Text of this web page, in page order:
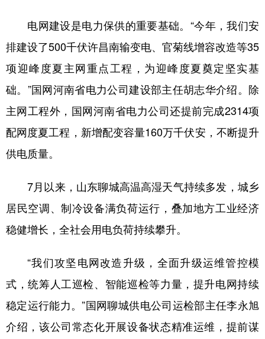
电网建设是电力保供的重要基础。“今年，我们安
排建设了500千伏许昌南输变电、官菊线增容改造等35
项迎峰度夏主网重点工程，为迎峰度夏奠定坚实基
础。”国网河南省电力公司建设部主任胡志华介绍。除
主网工程外，国网河南省电力公司还提前完成2314项
配网度夏工程，新增配变容量160万千伏安，不断提升
供电质量。
7月以来，山东聊城高温高湿天气持续多发，城乡
居民空调、制冷设备满负荷运行，叠加地方工业经济
稳健增长，全社会用电负荷持续攀升。
“我们攻坚电网改造升级，全面升级运维管控模
式，统筹人工巡检、智能巡检等力量，提升电网持续
稳定运行能力。”国网聊城供电公司运检部主任李永旭
介绍，该公司常态化开展设备状态精准运维，提前谋